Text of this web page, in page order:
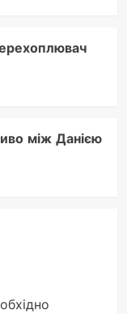
між Данією